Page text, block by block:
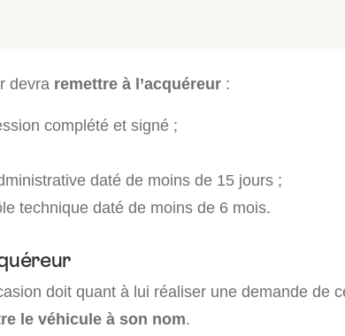
devra remettre à l’acquéreur :
complété et signé ;
daté de moins de 15 jours ;
technique daté de moins de 6 mois.
doit quant à lui réaliser une demande de
le véhicule à son nom.